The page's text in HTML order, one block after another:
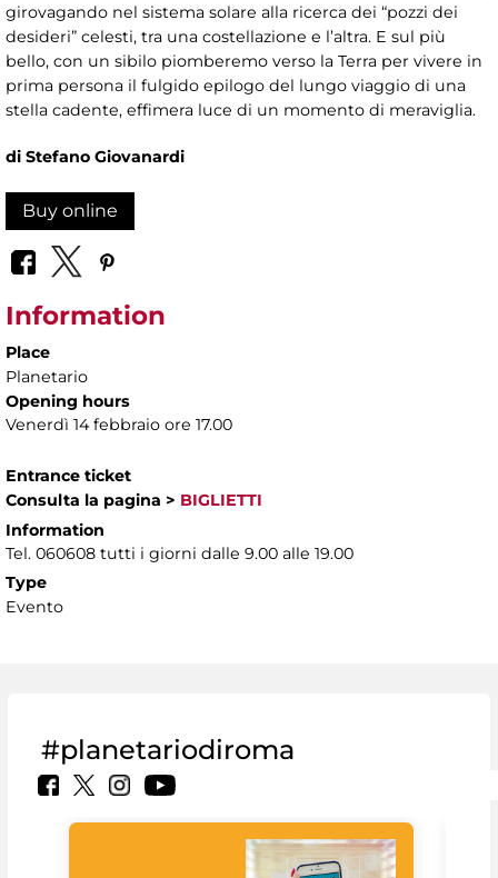
girovagando nel sistema solare alla ricerca dei “pozzi dei
desideri” celesti, tra una costellazione e l’altra. E sul più
bello, con un sibilo piomberemo verso la Terra per vivere in
prima persona il fulgido epilogo del lungo viaggio di una
stella cadente, effimera luce di un momento di meraviglia.
di Stefano Giovanardi
Buy online
Information
Place
Planetario
Opening hours
Venerdì 14 febbraio ore 17.00
Entrance ticket
Consulta la pagina > BIGLIETTI
Information
Tel. 060608 tutti i giorni dalle 9.00 alle 19.00
Type
Evento
#planetariodiroma